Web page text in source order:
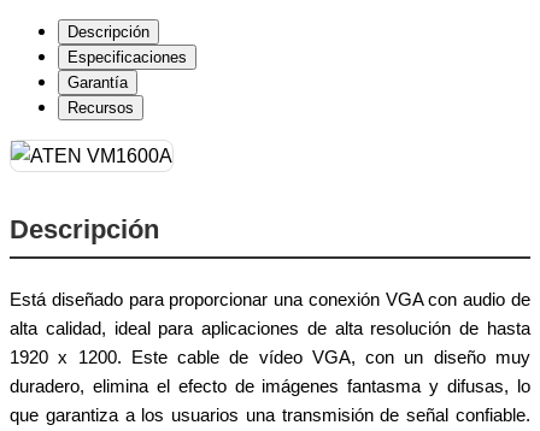
Descripción
Especificaciones
Garantía
Recursos
Descripción
Está diseñado para proporcionar una conexión VGA con audio de
alta calidad, ideal para aplicaciones de alta resolución de hasta
1920 x 1200. Este cable de vídeo VGA, con un diseño muy
duradero, elimina el efecto de imágenes fantasma y difusas, lo
que garantiza a los usuarios una transmisión de señal confiable.